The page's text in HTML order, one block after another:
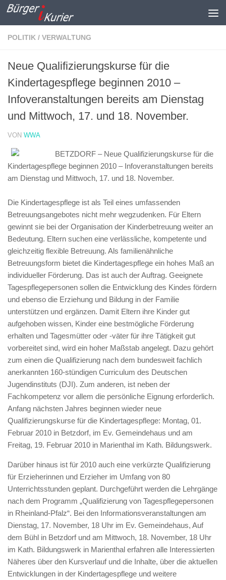
Zum Inhalt springen
POLITIK / VERWALTUNG
Neue Qualifizierungskurse für die
Kindertagespflege beginnen 2010 –
Infoveranstaltungen bereits am Dienstag
und Mittwoch, 17. und 18. November.
VON WWA
BETZDORF – Neue Qualifizierungskurse für die
Kindertagespflege beginnen 2010 – Infoveranstaltungen bereits
am Dienstag und Mittwoch, 17. und 18. November.
Die Kindertagespflege ist als Teil eines umfassenden
Betreuungsangebotes nicht mehr wegzudenken. Für Eltern
gewinnt sie bei der Organisation der Kinderbetreuung weiter an
Bedeutung. Eltern suchen eine verlässliche, kompetente und
gleichzeitig flexible Betreuung. Als familienähnliche
Betreuungsform bietet die Kindertagespflege ein hohes Maß an
individueller Förderung. Das ist auch der Auftrag. Geeignete
Tagespflegepersonen sollen die Entwicklung des Kindes fördern
und ebenso die Erziehung und Bildung in der Familie
unterstützen und ergänzen. Damit Eltern ihre Kinder gut
aufgehoben wissen, Kinder eine bestmögliche Förderung
erhalten und Tagesmütter oder -väter für ihre Tätigkeit gut
vorbereitet sind, wird ein hoher Maßstab angelegt. Dazu gehört
zum einen die Qualifizierung nach dem bundesweit fachlich
anerkannten 160-stündigen Curriculum des Deutschen
Jugendinstituts (DJI). Zum anderen, ist neben der
Fachkompetenz vor allem die persönliche Eignung erforderlich.
Anfang nächsten Jahres beginnen wieder neue
Qualifizierungskurse für die Kindertagespflege: Montag, 01.
Februar 2010 in Betzdorf, im Ev. Gemeindehaus und am
Freitag, 19. Februar 2010 in Marienthal im Kath. Bildungswerk.
Darüber hinaus ist für 2010 auch eine verkürzte Qualifizierung
für Erzieherinnen und Erzieher im Umfang von 80
Unterrichtsstunden geplant. Durchgeführt werden die Lehrgänge
nach dem Programm „Qualifizierung von Tagespflegepersonen
in Rheinland-Pfalz“. Bei den Informationsveranstaltungen am
Dienstag, 17. November, 18 Uhr im Ev. Gemeindehaus, Auf
dem Bühl in Betzdorf und am Mittwoch, 18. November, 18 Uhr
im Kath. Bildungswerk in Marienthal erfahren alle Interessierten
Näheres über den Kursverlauf und die Inhalte, über die aktuellen
Entwicklungen in der Kindertagespflege und weitere